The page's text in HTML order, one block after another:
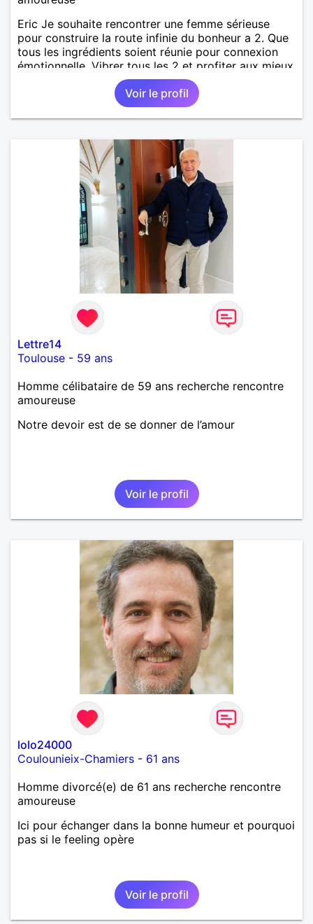
Eric Je souhaite rencontrer une femme sérieuse
pour construire la route infinie du bonheur a 2. Que
tous les ingrédients soient réunie pour connexion
émotionnelle. Vibrer tous les 2 et profiter aux mieux
des instants de bonheurs. Prenons le risque de
réussir une belle relation de douceur de tendresse
de compromis sans prise de tete.
Voir le profil
Lettre14
Toulouse - 59 ans
Homme célibataire de 59 ans recherche rencontre
amoureuse
Notre devoir est de se donner de l’amour
Voir le profil
lolo24000
Coulounieix-Chamiers - 61 ans
Homme divorcé(e) de 61 ans recherche rencontre
amoureuse
Ici pour échanger dans la bonne humeur et pourquoi
pas si le feeling opère
Voir le profil